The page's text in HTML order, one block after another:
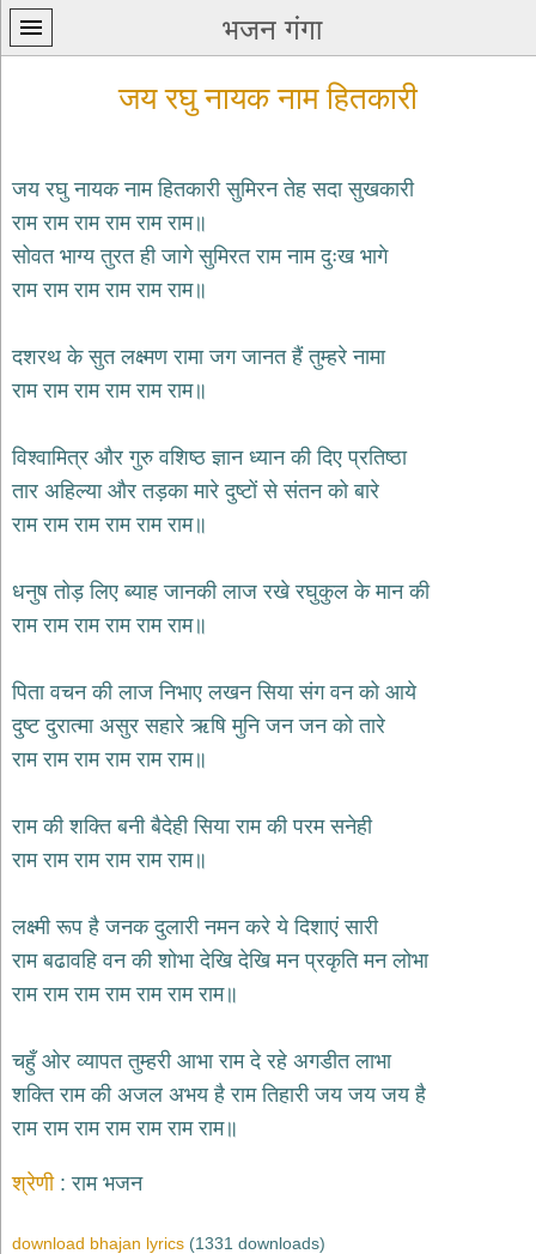
भजन गंगा
प्रथम
पन्ना
भजन
krishna
bhajans
भजन
bhajans
हनुमान
hanuman
bhajans
साईं
bhajans
जैन
भजन
भजन
भजन
ganesh
राम
भजन
raam
भजन
जय रघु नायक नाम हितकारी
जय रघु नायक नाम हितकारी सुमिरन तेह सदा सुखकारी
राम राम राम राम राम राम॥
सोवत भाग्य तुरत ही जागे सुमिरत राम नाम दुःख भागे
राम राम राम राम राम राम॥
दशरथ के सुत लक्ष्मण रामा जग जानत हैं तुम्हरे नामा
राम राम राम राम राम राम॥
विश्वामित्र और गुरु वशिष्ठ ज्ञान ध्यान की दिए प्रतिष्ठा
तार अहिल्या और तड़का मारे दुष्टों से संतन को बारे
राम राम राम राम राम राम॥
धनुष तोड़ लिए ब्याह जानकी लाज रखे रघुकुल के मान की
राम राम राम राम राम राम॥
पिता वचन की लाज निभाए लखन सिया संग वन को आये
दुष्ट दुरात्मा असुर सहारे ऋषि मुनि जन जन को तारे
राम राम राम राम राम राम॥
राम की शक्ति बनी बैदेही सिया राम की परम सनेही
राम राम राम राम राम राम॥
लक्ष्मी रूप है जनक दुलारी नमन करे ये दिशाएं सारी
राम बढावहि वन की शोभा देखि देखि मन प्रकृति मन लोभा
राम राम राम राम राम राम राम॥
चहुँ ओर व्यापत तुम्हरी आभा राम दे रहे अगडीत लाभा
शक्ति राम की अजल अभय है राम तिहारी जय जय जय है
राम राम राम राम राम राम राम॥
श्रेणी राम भजन
download bhajan lyrics (1331 downloads)